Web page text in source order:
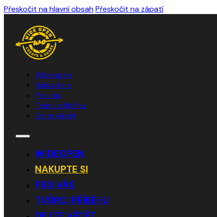
Přeskočit na hlavní obsahPřeskočit na zápatí
WIdeopen
Nakupte si
Pro vás
Tvůrci příběhu
Dejte vědět
WIDEOPEN
NAKUPTE SI
PRO VÁS
TVŮRCI PŘÍBĚHU